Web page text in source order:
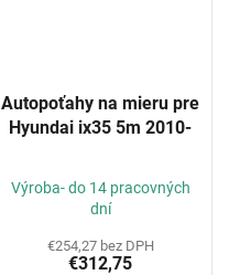
Autopoťahy na mieru pre
Hyundai ix35 5m 2010-
Výroba- do 14 pracovných
dní
€254,27 bez DPH
€312,75